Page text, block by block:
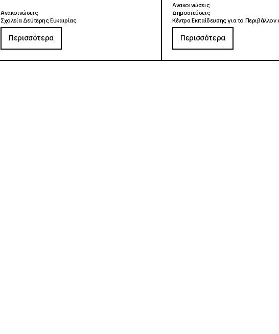
Ανακοινώσεις
Σχολεία Δεύτερης Ευκαιρίας
Περισσότερα
Ανακοινώσεις
Δημοσιεύσεις
Κέντρα Εκπαίδευσης για το Περιβάλλον
Περισσότερα